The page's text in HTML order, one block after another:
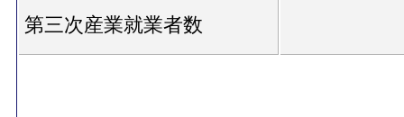
第三次産業就業者数